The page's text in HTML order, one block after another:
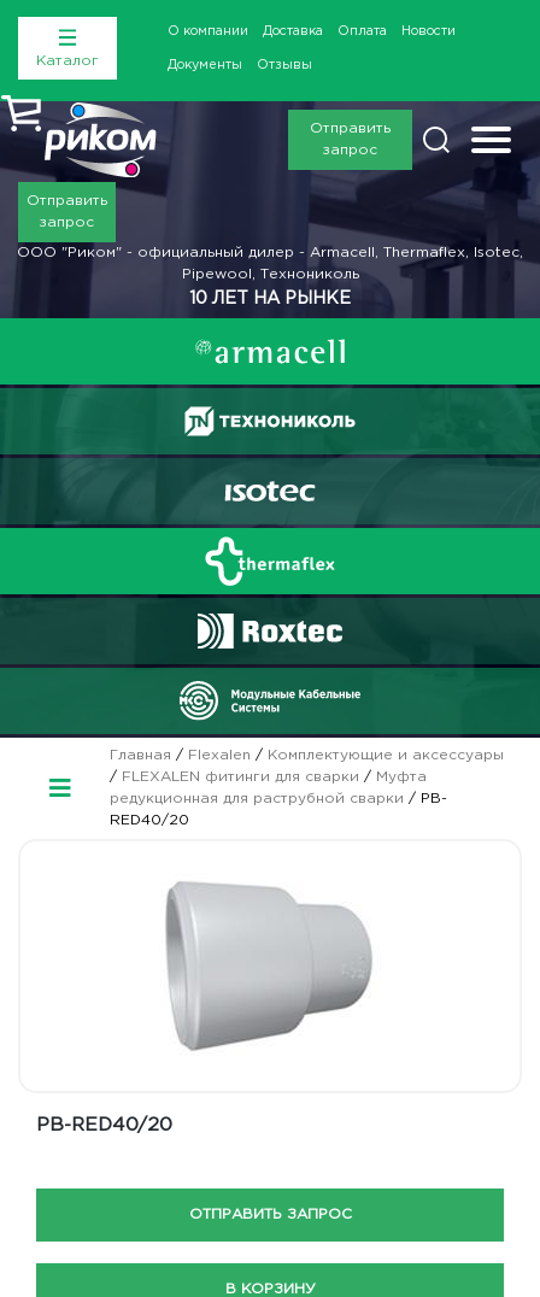
Каталог
О компании Доставка Оплата Новости
Документы Отзывы
Отправить
запрос
Отправить
запрос
ООО "Риком" - официальный дилер - Armacell, Thermaflex, Isotec,
Pipewool, Технониколь
10 ЛЕТ НА РЫНКЕ
Главная / Flexalen / Комплектующие и аксессуары
/ FLEXALEN фитинги для сварки / Муфта
редукционная для раструбной сварки / PB-
RED40/20
PB-RED40/20
ОТПРАВИТЬ ЗАПРОС
В КОРЗИНУ